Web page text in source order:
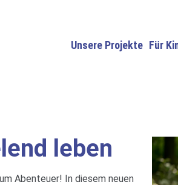
Unsere Projekte Für
leben
leben
Abenteuer! In diesem neuen